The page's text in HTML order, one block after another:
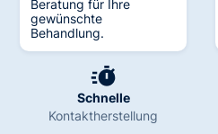
Verifiziert
durch Experten
Beratung für Ihre
gewünschte
Behandlung.
Schnelle
Kontaktherstellung